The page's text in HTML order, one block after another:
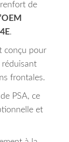
de
l’OEM
.
conçu pour
réduisant
frontales.
PSA, ce
et